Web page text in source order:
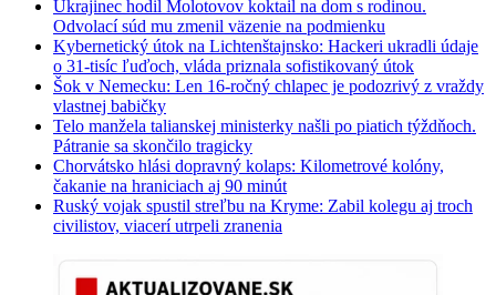
Ukrajinec hodil Molotovov koktail na dom s rodinou.
Odvolací súd mu zmenil väzenie na podmienku
Kybernetický útok na Lichtenštajnsko: Hackeri ukradli údaje
o 31-tisíc ľuďoch, vláda priznala sofistikovaný útok
Šok v Nemecku: Len 16-ročný chlapec je podozrivý z vraždy
vlastnej babičky
Telo manžela talianskej ministerky našli po piatich týždňoch.
Pátranie sa skončilo tragicky
Chorvátsko hlási dopravný kolaps: Kilometrové kolóny,
čakanie na hraniciach aj 90 minút
Ruský vojak spustil streľbu na Kryme: Zabil kolegu aj troch
civilistov, viacerí utrpeli zranenia